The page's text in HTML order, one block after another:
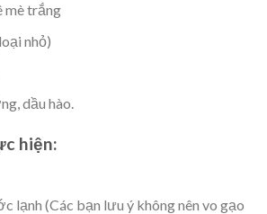
mè trắng
nhỏ)
dầu hào.
hiện:
lạnh (Các bạn lưu ý không nên vo gạo